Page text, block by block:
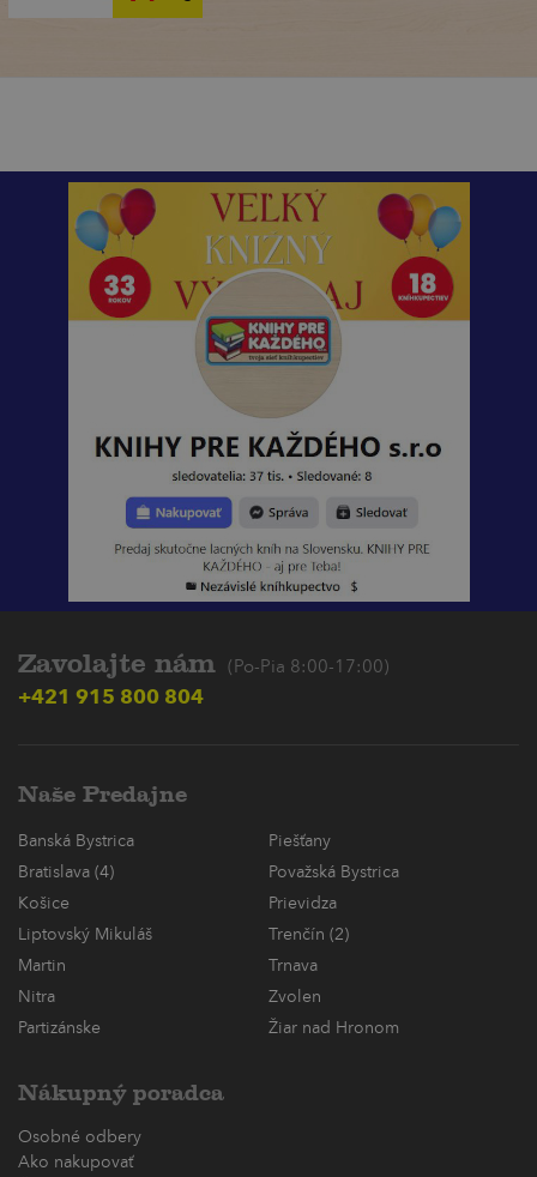
Zavolajte nám (Po-Pia 8:00-17:00)
+421 915 800 804
Naše Predajne
Banská Bystrica
Piešťany
Bratislava (4)
Považská Bystrica
Košice
Prievidza
Liptovský Mikuláš
Trenčín (2)
Martin
Trnava
Nitra
Zvolen
Partizánske
Žiar nad Hronom
Nákupný poradca
Osobné odbery
Ako nakupovať